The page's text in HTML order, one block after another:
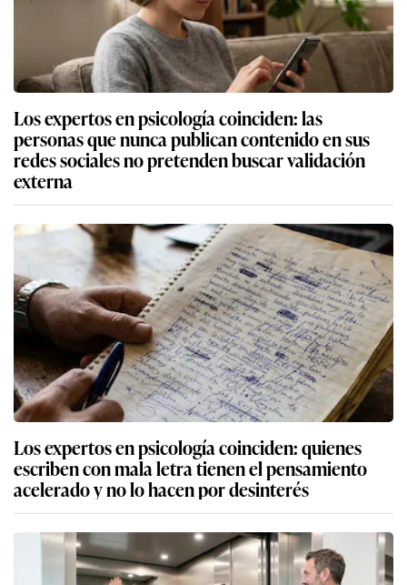
Los expertos en psicología coinciden: las
personas que nunca publican contenido en sus
redes sociales no pretenden buscar validación
externa
Los expertos en psicología coinciden: quienes
escriben con mala letra tienen el pensamiento
acelerado y no lo hacen por desinterés